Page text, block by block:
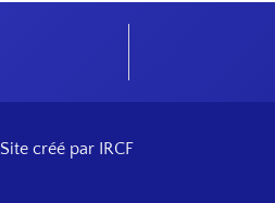
Site créé par IRCF